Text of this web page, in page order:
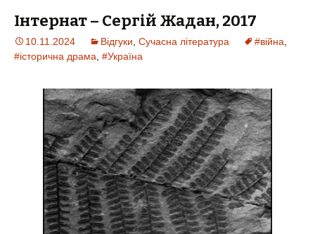
Інтернат – Сергій Жадан, 2017
10.11.2024 Відгуки Сучасна література #війна
#історична драма #Україна